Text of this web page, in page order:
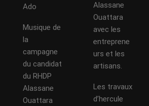
Ado
Musique de
la
campagne
du candidat
du RHDP
Alassane
Ouattara
Alassane
Ouattara
avec les
entreprene
urs et les
artisans.
Les travaux
d’hercule